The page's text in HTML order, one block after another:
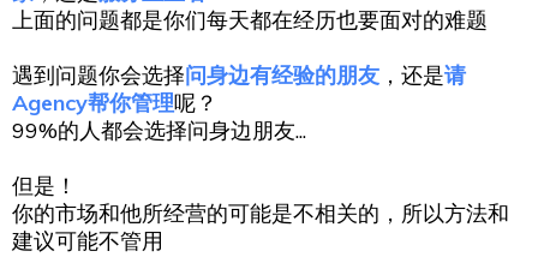
上面的问题都是你们每天都在经历也要面对的难题
遇到问题你会选择问身边有经验的朋友 ，还是请
Agency帮你管理呢？
99%的人都会选择问身边朋友...
但是！
你的市场和他所经营的可能是不相关的，所以方法和
建议可能不管用